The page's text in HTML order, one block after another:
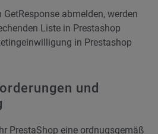
abmelden, werden
Liste in Prestashop
in Prestashop
und
PrestaShop eine ordnugsgemäß